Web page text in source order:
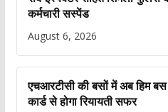
कर्मचारी सस्पेंड
August 6, 2026
एचआरटीसी की बसों में अब हिम
कार्ड से होगा रियायती सफर